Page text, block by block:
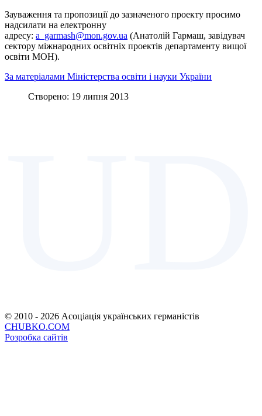
Зауваження та пропозиції до зазначеного проекту просимо
надсилати на електронну
адресу: a_garmash@mon.gov.ua (Анатолій Гармаш, завідувач
сектору міжнародних освітніх проектів департаменту вищої
освіти МОН).
За матеріалами Міністерства освіти і науки України
Створено: 19 липня 2013
© 2010 - 2026 Асоціація українських германістів
CHUBKO.COM
Розробка сайтів